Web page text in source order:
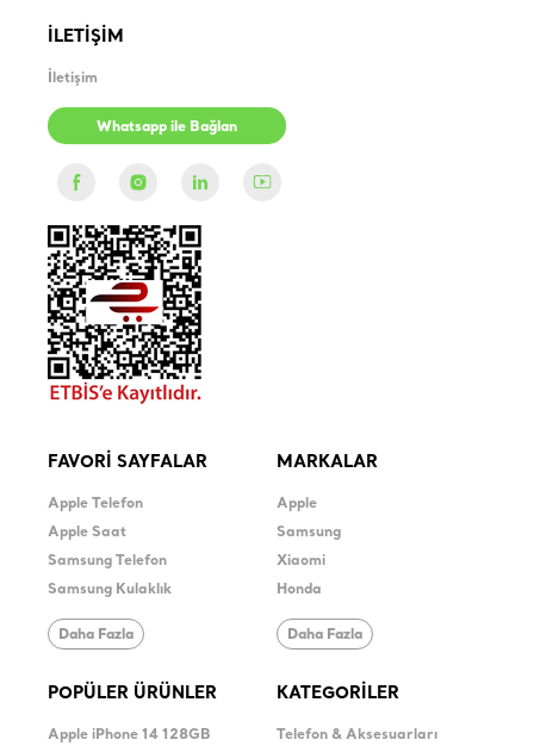
İLETİŞİM
İletişim
Whatsapp ile Bağlan
FAVORİ SAYFALAR
Apple Telefon
Apple Saat
Samsung Telefon
Samsung Kulaklık
Daha Fazla
MARKALAR
Apple
Samsung
Xiaomi
Honda
Daha Fazla
POPÜLER ÜRÜNLER
Apple iPhone 14 128GB
KATEGORİLER
Telefon & Aksesuarları